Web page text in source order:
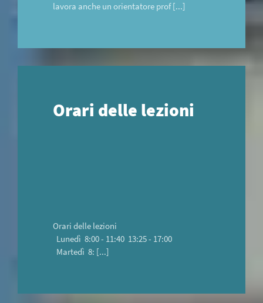
lavora anche un orientatore prof [...]
Orari delle lezioni
Orari delle lezioni
Lunedì 8:00 - 11:40 13:25 - 17:00
Martedì 8: [...]